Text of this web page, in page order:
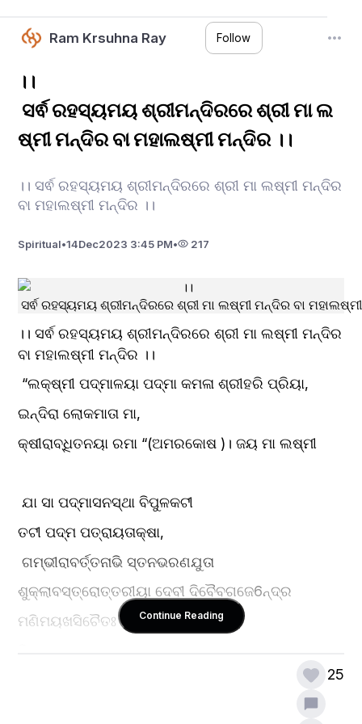
Ram Krsuhna Ray Follow
।।
ସର୍ଵ ରହସ୍ୟମୟ ଶ୍ରୀମନ୍ଦିରରେ ଶ୍ରୀ ମା ଲ
ଷ୍ମୀ ମନ୍ଦିର ବା ମହାଲଷ୍ମୀ ମନ୍ଦିର ।।
।। ସର୍ଵ ରହସ୍ୟମୟ ଶ୍ରୀମନ୍ଦିରରେ ଶ୍ରୀ ମା ଲଷ୍ମୀ ମନ୍ଦିର
ବା ମହାଲଷ୍ମୀ ମନ୍ଦିର ।।
Spiritual•14Dec2023 3:45 PM• 217
।। ସର୍ଵ ରହସ୍ୟମୟ ଶ୍ରୀମନ୍ଦିରରେ ଶ୍ରୀ ମା ଲଷ୍ମୀ ମନ୍ଦିର
ବା ମହାଲଷ୍ମୀ ମନ୍ଦିର ।।
“ଲକ୍ଷ୍ମୀ ପଦ୍ମାଳୟା ପଦ୍ମା କମଳା ଶ୍ରୀହରି ପ୍ରିୟା,
ଇନ୍ଦିରା ଲୋକମାତା ମା,
କ୍ଷୀରାବ୍ଧିତନୟା ରମା “(ଅମରକୋଷ )। ଜୟ ମା ଲଷ୍ମୀ
ଯା ସା ପଦ୍ମାସନସ୍ଥା ବିପୁଳକଟୀ
ତଟୀ ପଦ୍ମ ପତ୍ରାୟତାକ୍ଷା,
ଗମ୍ଭୀରାବର୍ତ୍ତନାଭି ସ୍ତନଭରଣଯୁତା
ଶୁକ୍ଲାବସ୍ତ୍ରୋତ୍ତରୀୟା ଦେବୀ ଦିବୈବଗଜେ6ନ୍ଦ୍ର
ମଣିମୟଖସିଚୈତଃ ସ୍ନାପିତା ହେମ କୁମ୍ଭେ,
ଗୃହେ ସର୍ବସୌଭାଗ୍ୟକାମ ।” (ଶ୍ରୀସୁକ୍ତ -ରୁଷ୍ୟାଦିନ୍ୟାସ )
Continue Reading
25